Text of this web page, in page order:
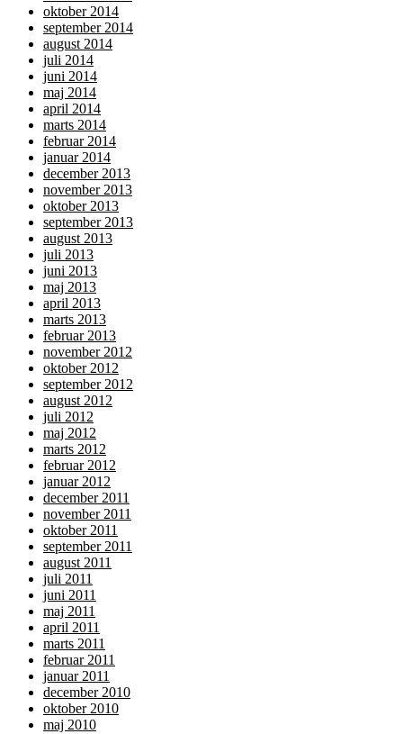
oktober 2014
september 2014
august 2014
juli 2014
juni 2014
maj 2014
april 2014
marts 2014
februar 2014
januar 2014
december 2013
november 2013
oktober 2013
september 2013
august 2013
juli 2013
juni 2013
maj 2013
april 2013
marts 2013
februar 2013
november 2012
oktober 2012
september 2012
august 2012
juli 2012
maj 2012
marts 2012
februar 2012
januar 2012
december 2011
november 2011
oktober 2011
september 2011
august 2011
juli 2011
juni 2011
maj 2011
april 2011
marts 2011
februar 2011
januar 2011
december 2010
oktober 2010
maj 2010